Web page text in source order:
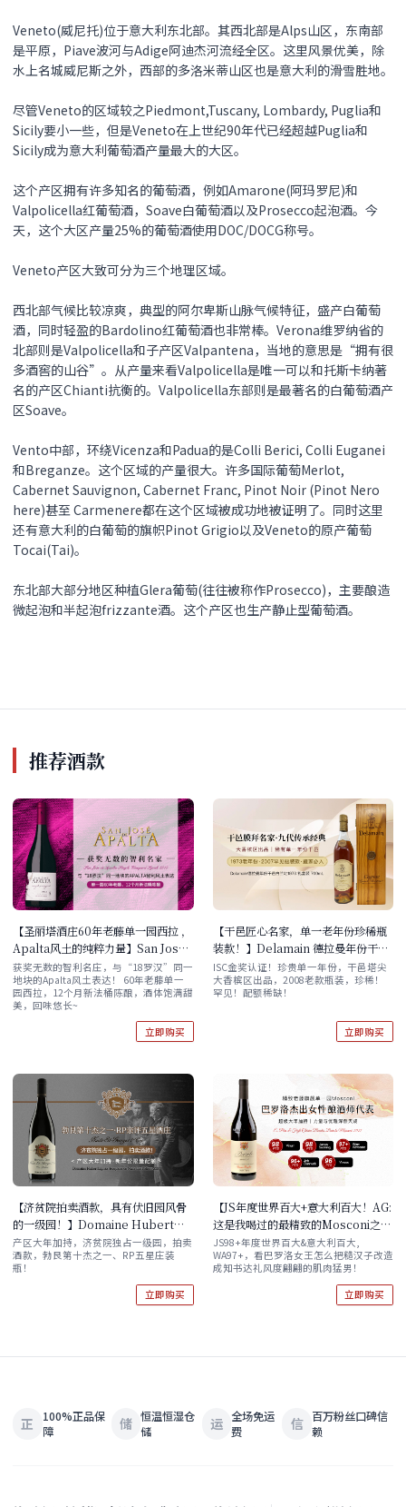
Veneto(威尼托)位于意大利东北部。其西北部是Alps山区，东南部
是平原，Piave波河与Adige阿迪杰河流经全区。这里风景优美，除
水上名城威尼斯之外，西部的多洛米蒂山区也是意大利的滑雪胜地。
尽管Veneto的区域较之Piedmont,Tuscany, Lombardy, Puglia和
Sicily要小一些，但是Veneto在上世纪90年代已经超越Puglia和
Sicily成为意大利葡萄酒产量最大的大区。
这个产区拥有许多知名的葡萄酒，例如Amarone(阿玛罗尼)和
Valpolicella红葡萄酒，Soave白葡萄酒以及Prosecco起泡酒。今
天，这个大区产量25%的葡萄酒使用DOC/DOCG称号。
Veneto产区大致可分为三个地理区域。
西北部气候比较凉爽，典型的阿尔卑斯山脉气候特征，盛产白葡萄
酒，同时轻盈的Bardolino红葡萄酒也非常棒。Verona维罗纳省的
北部则是Valpolicella和子产区Valpantena，当地的意思是“拥有很
多酒窖的山谷”。从产量来看Valpolicella是唯一可以和托斯卡纳著
名的产区Chianti抗衡的。Valpolicella东部则是最著名的白葡萄酒产
区Soave。
Vento中部，环绕Vicenza和Padua的是Colli Berici, Colli Euganei
和Breganze。这个区域的产量很大。许多国际葡萄Merlot,
Cabernet Sauvignon, Cabernet Franc, Pinot Noir (Pinot Nero
here)甚至 Carmenere都在这个区域被成功地被证明了。同时这里
还有意大利的白葡萄的旗帜Pinot Grigio以及Veneto的原产葡萄
Tocai(Tai)。
东北部大部分地区种植Glera葡萄(往往被称作Prosecco)，主要酿造
微起泡和半起泡frizzante酒。这个产区也生产静止型葡萄酒。
推荐酒款
【圣丽塔酒庄60年老藤单一园西拉 ，
Apalta风土的纯粹力量】San Jose
de Apalta Single Vineyard Syrah
2018 好价回归！
获奖无数的智利名庄，与“18罗汉”同一
地块的Apalta风土表达！ 60年老藤单一
园西拉，12个月新法桶陈酿，酒体饱满甜
美，回味悠长~
立即购买
【干邑匠心名家，单一老年份珍稀瓶
装款！】Delamain 德拉曼年份干邑
白兰地 1973 礼盒装 700mL 2008年
装瓶老版本
ISC金奖认证！珍贵单一年份，干邑塔尖
大香槟区出品，2008老款瓶装，珍稀！
罕见！配额稀缺！
立即购买
【济贫院拍卖酒款，具有伏旧园风骨
的一级园！】Domaine Hubert
Lignier Hospices de Nuits Les
Didiers Nuits-Saint-Georges
Premier Cru 2020
产区大年加持，济贫院独占一级园，拍卖
酒款，勃艮第十杰之一、RP五星庄装
瓶！
立即购买
【JS年度世界百大+意大利百大！AG:
这是我喝过的最精致的Mosconi之
一！】E. Pira & Figli Chiara
Boschis Barolo Mosconi 2021 酒
云直供
JS98+年度世界百大&意大利百大,
WA97+，看巴罗洛女王怎么把糙汉子改造
成知书达礼风度翩翩的肌肉猛男！
立即购买
正
100%正品保
障
储 恒温恒湿仓
储
运 全场免运
费
信 百万粉丝口碑信
赖